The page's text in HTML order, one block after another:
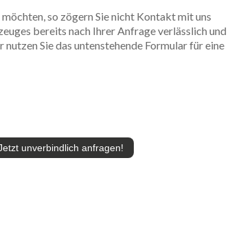
so zögern Sie nicht Kontakt mit uns
bereits nach Ihrer Anfrage verlässlich und
Sie das untenstehende Formular für eine
unverbindlich anfragen!